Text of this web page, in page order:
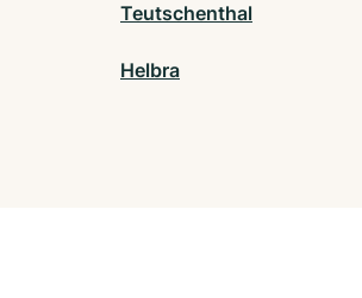
Teutschenthal
Helbra